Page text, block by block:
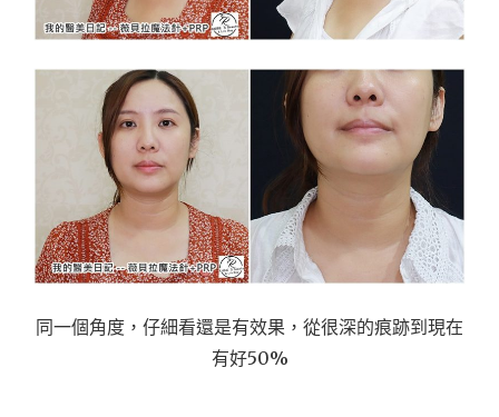
同一個角度，仔細看還是有效果，從很深的痕跡到現在
有好50%